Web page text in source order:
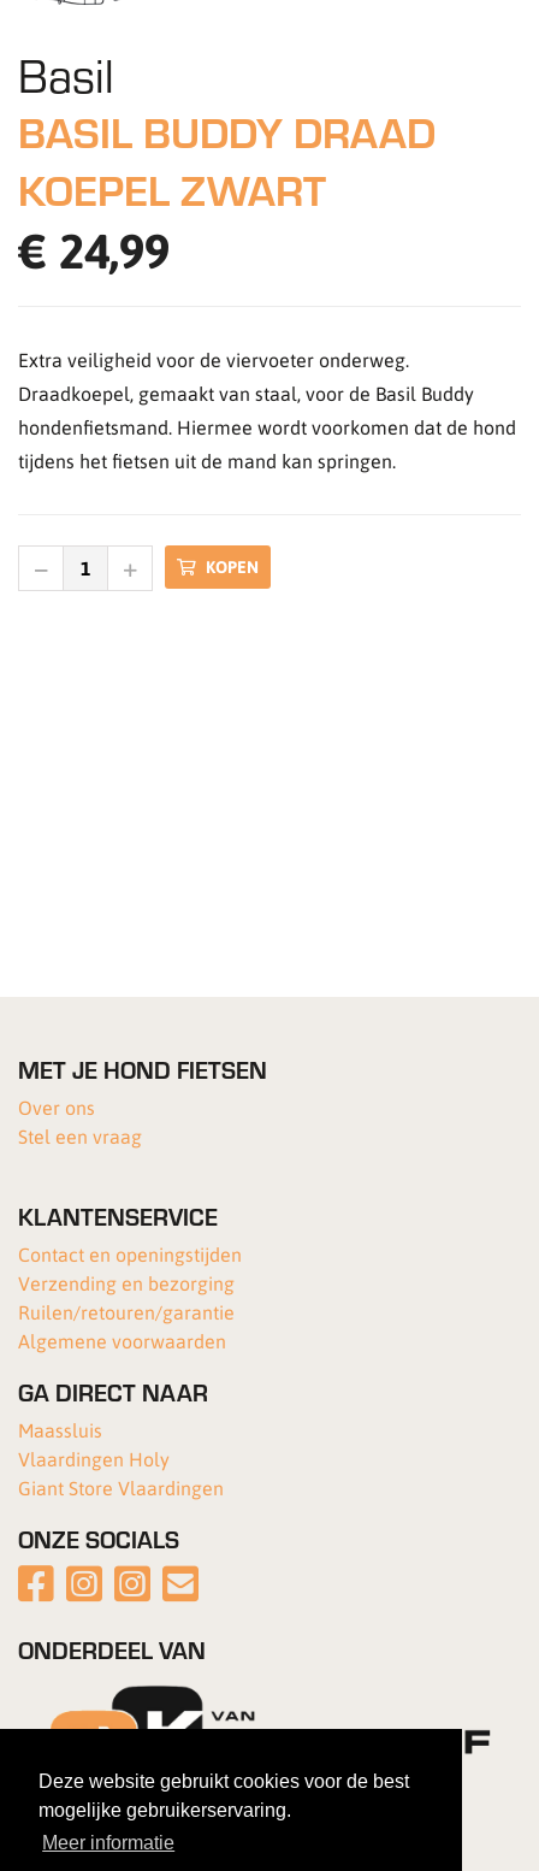
Deze website gebruikt cookies voor de best
mogelijke gebruikerservaring.
Meer informatie
Basil
BASIL BUDDY DRAAD
KOEPEL ZWART
€ 24,99
Extra veiligheid voor de viervoeter onderweg.
Draadkoepel, gemaakt van staal, voor de Basil Buddy
hondenfietsmand. Hiermee wordt voorkomen dat de hond
tijdens het fietsen uit de mand kan springen.
KOPEN
MET JE HOND FIETSEN
Over ons
Stel een vraag
KLANTENSERVICE
Contact en openingstijden
Verzending en bezorging
Ruilen/retouren/garantie
Algemene voorwaarden
GA DIRECT NAAR
Maassluis
Vlaardingen Holy
Giant Store Vlaardingen
ONZE SOCIALS
ONDERDEEL VAN